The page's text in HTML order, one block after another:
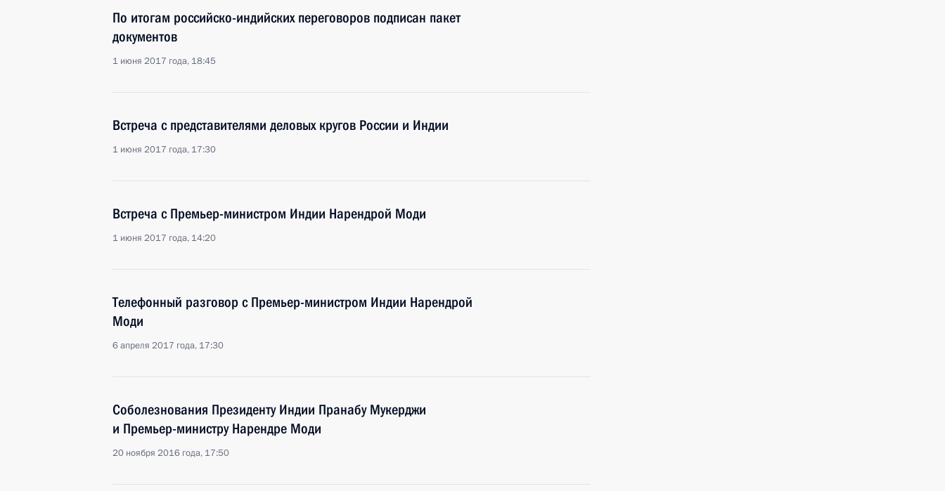
По итогам российско-индийских переговоров подписан пакет
документов
1 июня 2017 года, 18:45
Встреча с представителями деловых кругов России и Индии
1 июня 2017 года, 17:30
Встреча с Премьер-министром Индии Нарендрой Моди
1 июня 2017 года, 14:20
Телефонный разговор с Премьер-министром Индии Нарендрой
Моди
6 апреля 2017 года, 17:30
Соболезнования Президенту Индии Пранабу Мукерджи
и Премьер-министру Нарендре Моди
20 ноября 2016 года, 17:50